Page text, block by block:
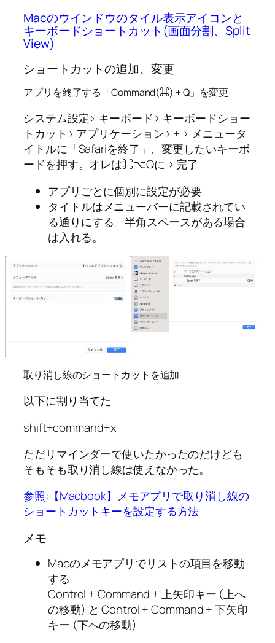
Macのウインドウのタイル表示アイコンと
キーボードショートカット(画面分割、Split
View)
ショートカットの追加、変更
アプリを終了する「Command(⌘) + Q」を変更
システム設定> キーボード> キーボードショー
トカット> アプリケーション> + > メニュータ
イトルに「Safariを終了」、変更したいキーボ
ードを押す。オレは⌘⌥Qに > 完了
アプリごとに個別に設定が必要
タイトルはメニューバーに記載されてい
る通りにする。半角スペースがある場合
は入れる。
取り消し線のショートカットを追加
以下に割り当てた
shift+command+x
ただリマインダーで使いたかったのだけども
そもそも取り消し線は使えなかった。
参照:【Macbook】メモアプリで取り消し線の
ショートカットキーを設定する方法
メモ
Macのメモアプリでリストの項目を移動
する
Control + Command + 上矢印キー (上へ
の移動) と Control + Command + 下矢印
キー (下への移動)